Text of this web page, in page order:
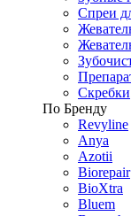
Спреи
Скребки
По Бренду
Revyline
Anya
Azotii
Biorepair
BioXtra
Bluem